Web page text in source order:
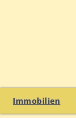
Immobilien